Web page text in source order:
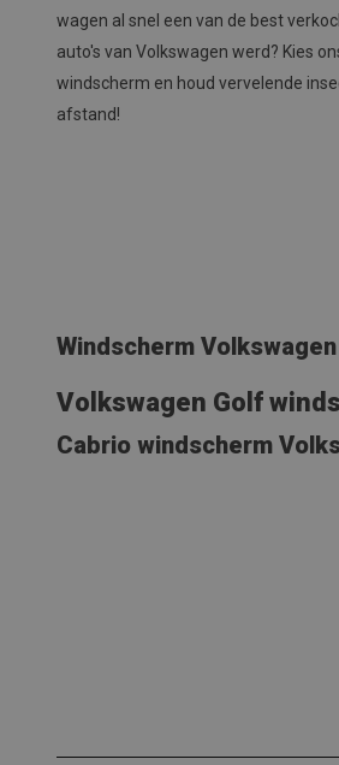
wagen al snel een van de best
auto's van Volkswagen werd? Kies
windscherm en houd vervelende
afstand!
Windscherm
Volkswagen Golf
Cabrio windscherm